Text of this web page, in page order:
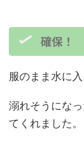
確保！
服のまま水に
溺れそうにな
てくれました。